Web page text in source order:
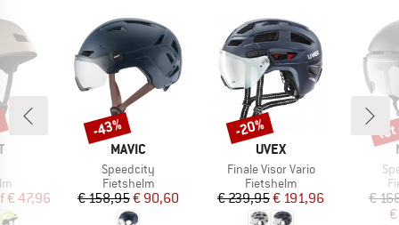
prijs
€ 47,96
MERK
MAVIC
Artikel
Speedcity
Productgroep
Fietshelm
Prijs
€ 158,95Verlaagde prijs
€ 90,60
Korting
-43%
MERK
UVEX
Artikel
Finale Visor Vario
Productgroep
Fietshelm
Prijs
€ 239,95Verlaagde prijs
€ 191,96
Korting
-20%
€
tot